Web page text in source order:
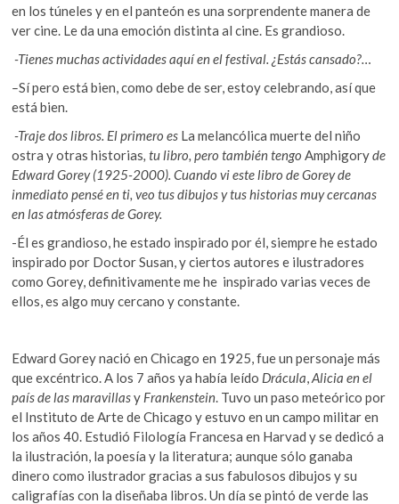
en los túneles y en el panteón es una sorprendente manera de
ver cine. Le da una emoción distinta al cine. Es grandioso.
-Tienes muchas actividades aquí en el festival. ¿Estás cansado?…
–Sí pero está bien, como debe de ser, estoy celebrando, así que
está bien.
-Traje dos libros. El primero es La melancólica muerte del niño
ostra y otras historias, tu libro, pero también tengoAmphigoryde
Edward Gorey (1925-2000). Cuando vi este libro de Gorey de
inmediato pensé en ti, veo tus dibujos y tus historias muy cercanas
en las atmósferas de Gorey.
-Él es grandioso, he estado inspirado por él, siempre he estado
inspirado por Doctor Susan, y ciertos autores e ilustradores
como Gorey, definitivamente me he inspirado varias veces de
ellos, es algo muy cercano y constante.
Edward Gorey nació en Chicago en 1925, fue un personaje más
que excéntrico. A los 7 años ya había leído Drácula,Alicia en el
país de las maravillasy Frankenstein. Tuvo un paso meteórico por
el Instituto de Arte de Chicago y estuvo en un campo militar en
los años 40. Estudió Filología Francesa en Harvad y se dedicó a
la ilustración, la poesía y la literatura; aunque sólo ganaba
dinero como ilustrador gracias a sus fabulosos dibujos y su
caligrafías con la diseñaba libros. Un día se pintó de verde las